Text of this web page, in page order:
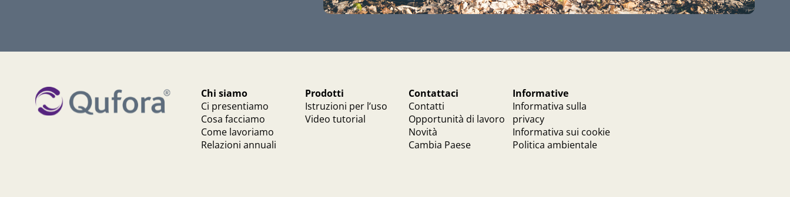
Chi siamo
Ci presentiamo
Cosa facciamo
Come lavoriamo
Relazioni annuali
Prodotti
Istruzioni per l’uso
Video tutorial
Contattaci
Contatti
Opportunità di lavoro
Novità
Cambia Paese
Informative
Informativa sulla
privacy
Informativa sui cookie
Politica ambientale